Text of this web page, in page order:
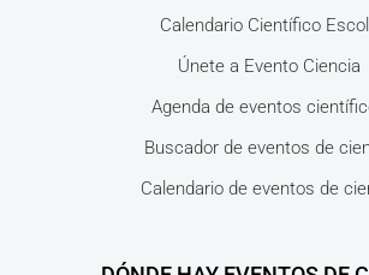
Calendario Científico
Únete a Evento Ciencia
Agenda de eventos
Buscador de eventos de
Calendario de eventos de